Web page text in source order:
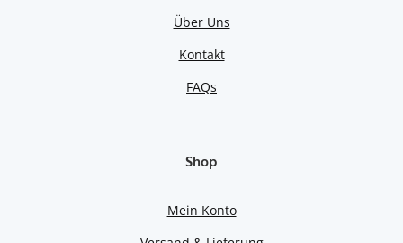
Über Uns
Kontakt
FAQs
Shop
Mein Konto